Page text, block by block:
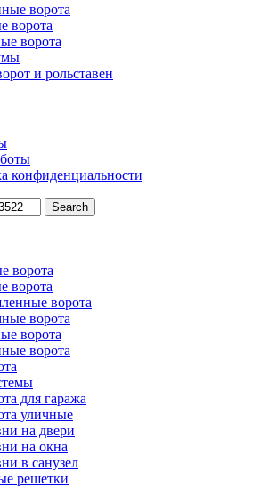
ворота
ворота
ворота
и рольставен
конфиденциальности
Search
ворота
ворота
ворота
ворота
ворота
ворота
для гаража
уличные
на двери
на окна
в санузел
решетки